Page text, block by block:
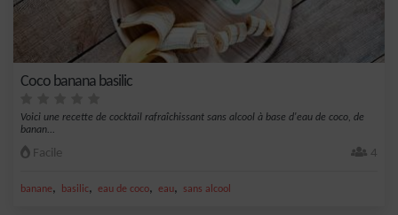
Coco banana basilic
Voici une recette de cocktail rafraîchissant sans alcool à base d'eau de coco, de
banan...
Facile 4
banane, basilic, eau de coco, eau, sans alcool